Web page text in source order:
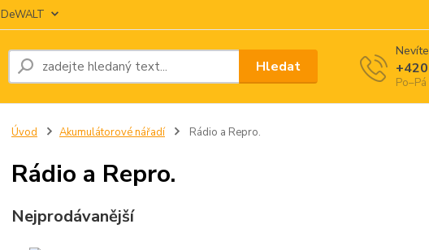
DeWALT
Hledat
Úvod Akumulátorové nářadí Rádio a Repro.
Rádio a Repro.
Nejprodávanější